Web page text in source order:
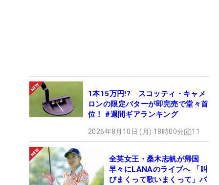
1本15万円!? スコッティ・キャメ
ロンの限定パターが即完売で堂々首
位！ #週間ギアランキング
2026年8月10日 (月) 18時00分 11
全英女王・桑木志帆が帰国
早々にLANAのライブへ 「叫
びまくって歌いまくって」バ